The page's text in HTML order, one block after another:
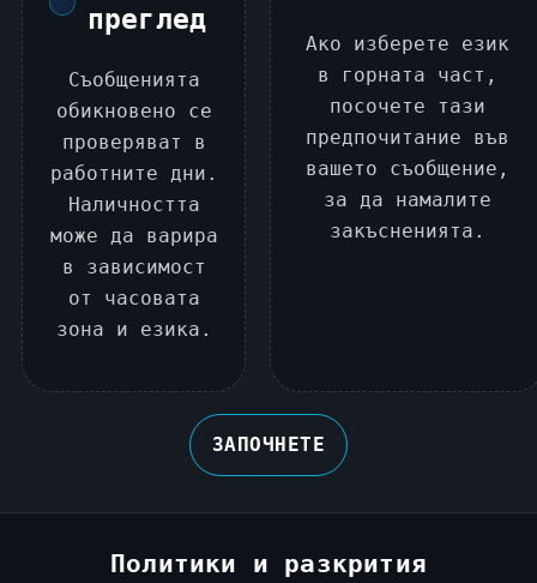
преглед
Съобщенията
обикновено се
проверяват в
работните дни.
Наличността
може да варира
в зависимост
от часовата
зона и езика.
Ако изберете език
в горната част,
посочете тази
предпочитание във
вашето съобщение,
за да намалите
закъсненията.
ЗАПОЧНЕТЕ
Политики и разкрития